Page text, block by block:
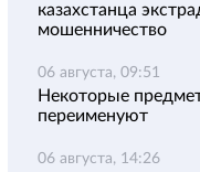
казахстанца
мошенничество
06 августа, 09:51
Некоторые
переименуют
06 августа, 14:26